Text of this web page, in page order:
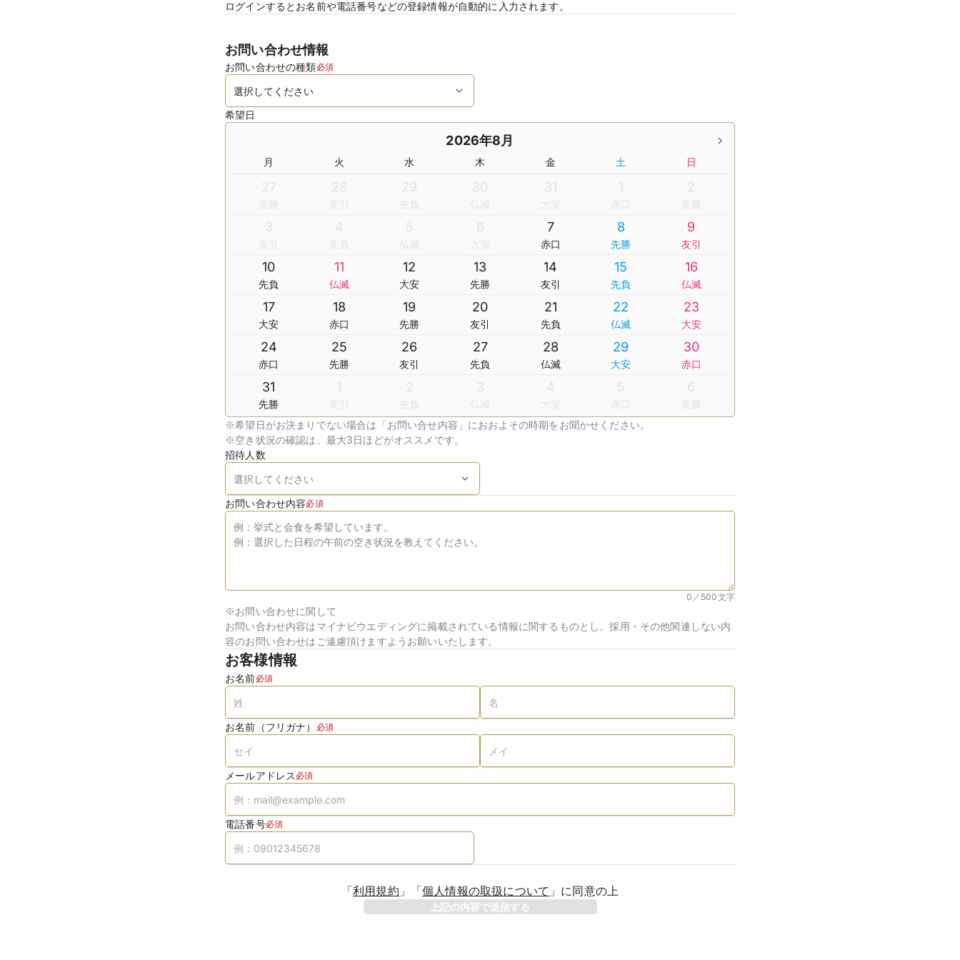
ログインするとお名前や電話番号などの登録情報が自動的に入力されます。
お問い合わせ情報
お問い合わせの種類必須
希望日
2026年8月
月 火 水 木 金 土 日
27
先勝
28
友引
29
先負
30
仏滅
31
大安
1
赤口
2
先勝
3
友引
4
先負
5
仏滅
6
大安
7
赤口
8
先勝
9
友引
10
先負
11
仏滅
12
大安
13
先勝
14
友引
15
先負
16
仏滅
17
大安
18
赤口
19
先勝
20
友引
21
先負
22
仏滅
23
大安
24
赤口
25
先勝
26
友引
27
先負
28
仏滅
29
大安
30
赤口
31
先勝
1
友引
2
先負
3
仏滅
4
大安
5
赤口
6
先勝
※希望日がお決まりでない場合は「お問い合せ内容」におおよその時期をお聞かせください。
※空き状況の確認は、最大3日ほどがオススメです。
招待人数
お問い合わせ内容必須
0／500文字
※お問い合わせに関して
お問い合わせ内容はマイナビウエディングに掲載されている情報に関するものとし、採用・その他関連しない内
容のお問い合わせはご遠慮頂けますようお願いいたします。
お客様情報
お名前必須
お名前（フリガナ） 必須
メールアドレス 必須
電話番号必須
「利用規約 」 「個人情報の取扱について 」 に同意の上
上記の内容で送信する